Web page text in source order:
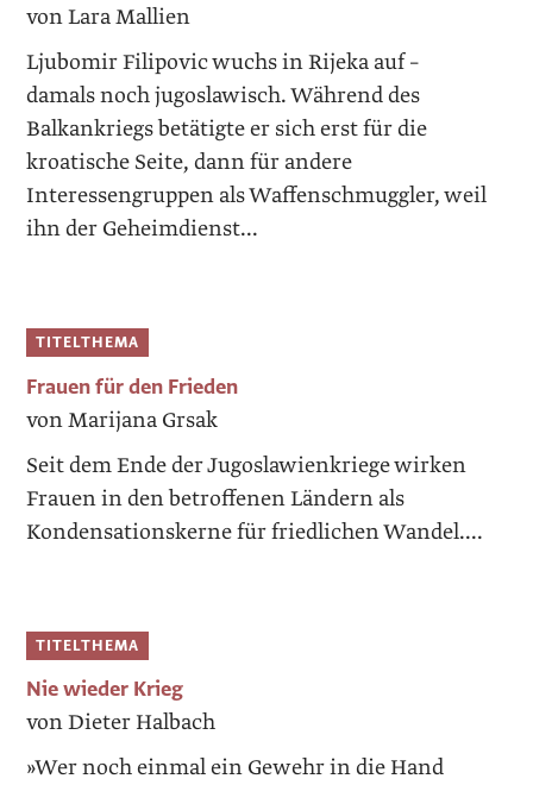
von Lara Mallien
Ljubomir Filipovic wuchs in Rijeka auf –
damals noch jugoslawisch. Während des
Balkankriegs betätigte er sich erst für die
kroatische Seite, dann für andere
Interessengruppen als Waffenschmuggler, weil
ihn der Geheimdienst...
TITELTHEMA
Frauen für den Frieden
von Marijana Grsak
Seit dem Ende der Jugoslawienkriege wirken
Frauen in den ­betroffenen Ländern als
Kondensationskerne für friedlichen Wandel....
TITELTHEMA
Nie wieder Krieg
von Dieter Halbach
»Wer noch einmal ein Gewehr in die Hand